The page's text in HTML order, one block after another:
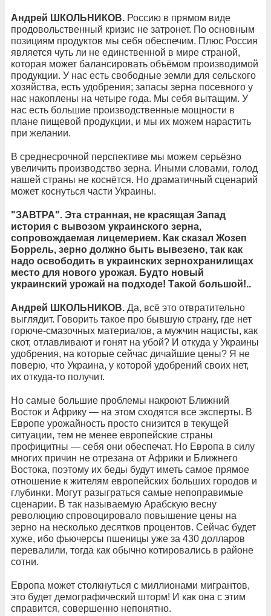
Андрей ШКОЛЬНИКОВ. Россию в прямом виде
продовольственный кризис не затронет. По основным
позициям продуктов мы себя обеспечим. Плюс Россия
является чуть ли не единственной в мире страной,
которая может балансировать объёмом производимой
продукции. У нас есть свободные земли для сельского
хозяйства, есть удобрения; запасы зерна посевного у
нас накоплены на четыре года. Мы себя вытащим. У
нас есть большие производственные мощности в
плане пищевой продукции, и мы их можем нарастить
при желании.
В среднесрочной перспективе мы можем серьёзно
увеличить производство зерна. Иными словами, голод
нашей страны не коснётся. Но драматичный сценарий
может коснуться части Украины.
"ЗАВТРА". Эта странная, не красящая Запад
история с вывозом украинского зерна,
сопровождаемая лицемерием. Как сказал Жозеп
Боррель, зерно должно быть вывезено, так как
надо освободить в украинских зернохранилищах
место для нового урожая. Будто новый
украинский урожай на подходе! Такой большой!..
Андрей ШКОЛЬНИКОВ. Да, всё это отвратительно
выглядит. Говорить такое про бывшую страну, где нет
горюче-смазочных материалов, а мужчин нацисты, как
скот, отлавливают и гонят на убой? И откуда у Украины
удобрения, на которые сейчас дичайшие цены? Я не
поверю, что Украина, у которой удобрений своих нет,
их откуда-то получит.
Но самые большие проблемы накроют Ближний
Восток и Африку — на этом сходятся все эксперты. В
Европе урожайность просто снизится в текущей
ситуации, тем не менее европейские страны
профицитны — себя они обеспечат. Но Европа в силу
многих причин не отрезана от Африки и Ближнего
Востока, поэтому их беды будут иметь самое прямое
отношение к жителям европейских больших городов и
глубинки. Могут разыграться самые непоправимые
сценарии. В так называемую Арабскую весну
революцию спровоцировало повышение цены на
зерно на несколько десятков процентов. Сейчас будет
хуже, ибо фьючерсы пшеницы уже за 430 долларов
перевалили, тогда как обычно котировались в районе
сотни.
Европа может столкнуться с миллионами мигрантов,
это будет демографический шторм! И как она с этим
справится, совершенно непонятно.